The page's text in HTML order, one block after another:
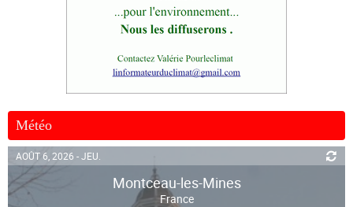
Météo
AOÛT 6, 2026 - JEU.
Montceau-les-Mines
France